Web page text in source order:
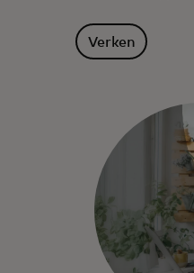
Verken